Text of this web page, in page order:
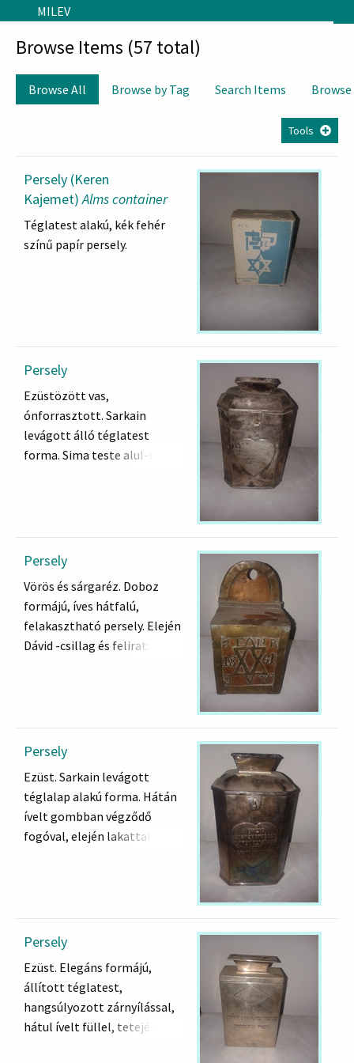
Skip to main content
MILEV
Browse Items (57 total)
Browse All Browse by Tag Search Items
Tools
Persely (Keren
Kajemet)Alms container
Téglatest alakú, kék fehér
színű papír persely.
Persely
Ezüstözött vas,
ónforrasztott. Sarkain
levágott álló téglatest
forma. Sima teste alul-felül
héber felirat:
"Icik Lieb Deutsch és felesége
Béjle Deutsch asszony
adománya a Pesti Hitközség
részére emlékül. A 628. évben
a kis időszámítás szerint."
Persely
Vörös és sárgaréz. Doboz
formájú, íves hátfalú,
felakasztható persely. Elején
Dávid -csillag és felirat:
Persely
Ezüst. Sarkain levágott
téglalap alakú forma. Hátán
ívelt gombban végződő
fogóval, elején lakattal
adta a ...Pesti Chevra
Kadisának Reb Leikleib
Deutsch és párja Béjle
Deutsch asszony a kis
időszámítás szerint 638-ban"
Jelzett.
Persely
Ezüst. Elegáns formájú,
állított téglatest,
hangsúlyozott zárnyílással,
hátul ívelt füllel, tetején